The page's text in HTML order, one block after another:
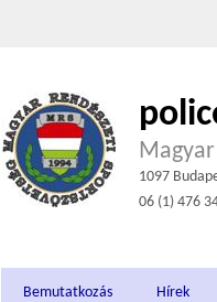
1097
06 (1) 476
Bemutatkozás Hírek